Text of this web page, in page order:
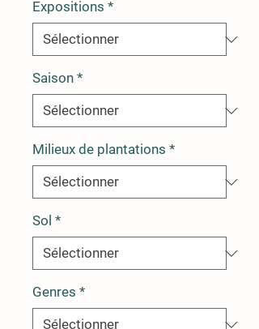
Expositions *
Saison *
Milieux de plantations *
Sol *
Genres *